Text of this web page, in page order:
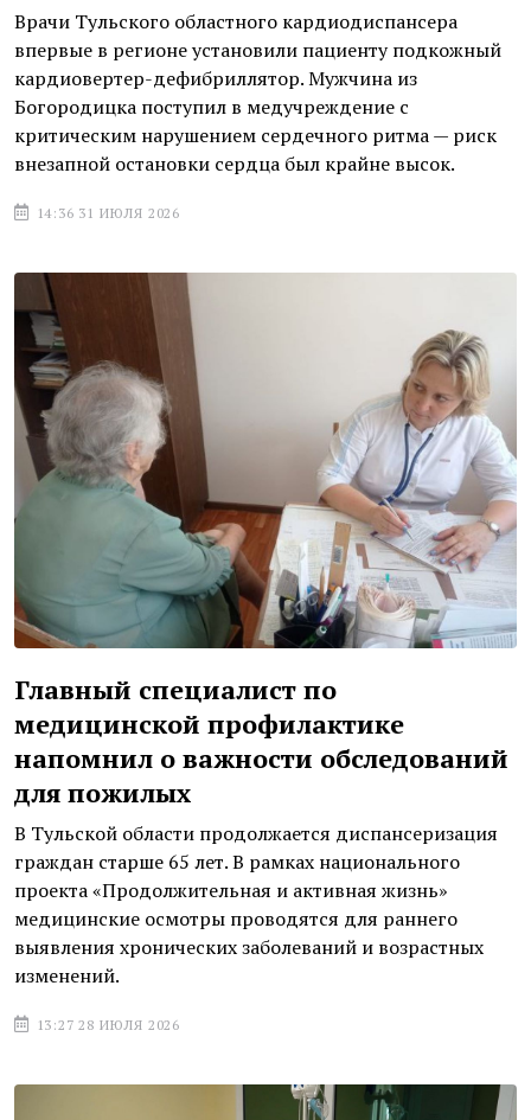
Врачи Тульского областного кардиодиспансера
впервые в регионе установили пациенту подкожный
кардиовертер-дефибриллятор. Мужчина из
Богородицка поступил в медучреждение с
критическим нарушением сердечного ритма — риск
внезапной остановки сердца был крайне высок.
14:36 31 ИЮЛЯ 2026
Главный специалист по
медицинской профилактике
напомнил о важности обследований
для пожилых
В Тульской области продолжается диспансеризация
граждан старше 65 лет. В рамках национального
проекта «Продолжительная и активная жизнь»
медицинские осмотры проводятся для раннего
выявления хронических заболеваний и возрастных
изменений.
13:27 28 ИЮЛЯ 2026